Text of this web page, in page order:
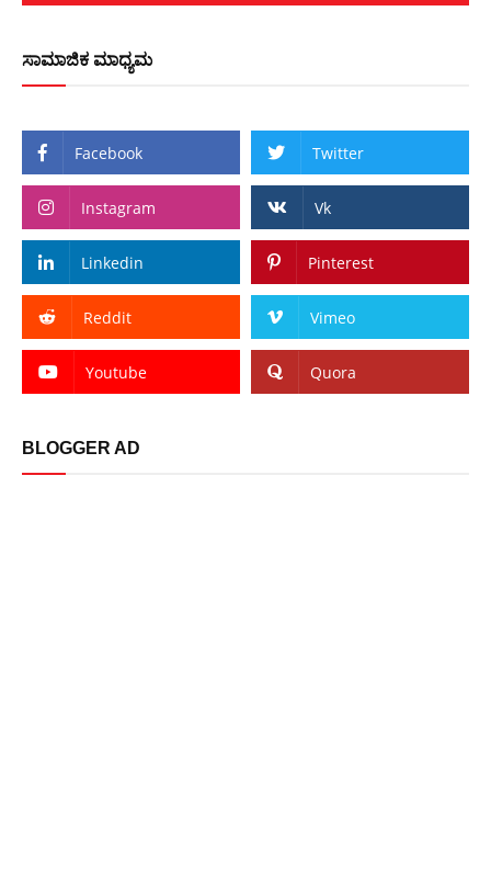
ಸಾಮಾಜಿಕ ಮಾಧ್ಯಮ
Facebook Twitter
Instagram Vk
Linkedin Pinterest
Reddit Vimeo
Youtube Quora
BLOGGER AD